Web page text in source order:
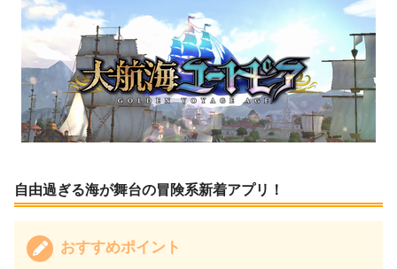
自由過ぎる海が舞台の冒険系新着アプリ！
おすすめポイント